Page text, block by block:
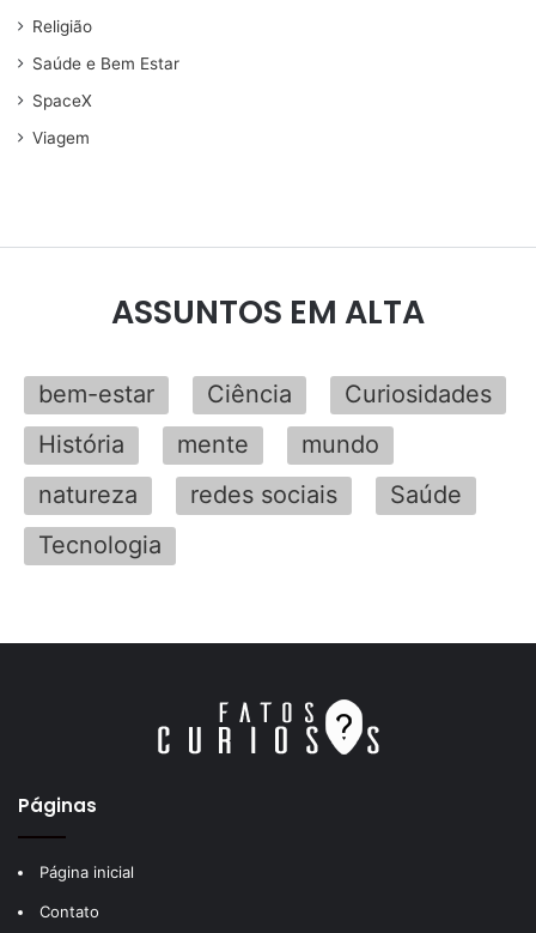
Religião
Saúde e Bem Estar
SpaceX
Viagem
ASSUNTOS EM ALTA
bem-estar Ciência
Curiosidades
História
mente
mundo
natureza
redes sociais
Saúde
Tecnologia
Páginas
Página inicial
Contato